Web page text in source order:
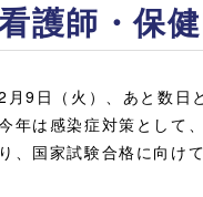
護師・保
月9日（火）、あと数日
年は感染症対策として
り、国家試験合格に向け